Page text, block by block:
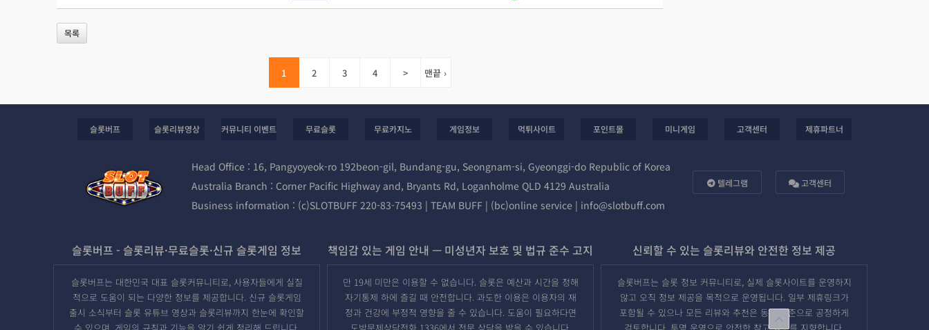
목록
1 2 3 4 > 맨끝 ›
슬롯버프 슬롯리뷰영상 커뮤니티 이벤트 무료슬롯 무료카지노 게임정보 먹튀사이트 포인트몰 미니게임 고객센터 제휴파트너
Head Office : 16, Pangyoyeok-ro 192beon-gil, Bundang-gu, Seongnam-si, Gyeonggi-do Republic of Korea
Australia Branch : Corner Pacific Highway and, Bryants Rd, Loganholme QLD 4129 Australia
Business information : (c)SLOTBUFF 220-83-75493 | TEAM BUFF | (bc)online service | info@slotbuff.com
텔레그램 고객센터
슬롯버프 - 슬롯리뷰·무료슬롯·신규 슬롯게임 정보
슬롯버프는 대한민국 대표 슬롯커뮤니티로, 사용자들에게 실질
적으로 도움이 되는 다양한 정보를 제공합니다. 신규 슬롯게임
출시 소식부터 슬롯 유튜브 영상과 슬롯리뷰까지 한눈에 확인할
책임감 있는 게임 안내 — 미성년자 보호 및 법규 준수 고지
만 19세 미만은 이용할 수 없습니다. 슬롯은 예산과 시간을 정해
자기통제 하에 즐길 때 안전합니다. 과도한 이용은 이용자의 재
정과 건강에 부정적 영향을 줄 수 있습니다. 도움이 필요하다면
신뢰할 수 있는 슬롯리뷰와 안전한 정보 제공
슬롯버프는 슬롯 정보 커뮤니티로, 실제 슬롯사이트를 운영하지
않고 오직 정보 제공을 목적으로 운영됩니다. 일부 제휴링크가
포함될 수 있으나 모든 리뷰와 추천은 동일 기준으로 공정하게